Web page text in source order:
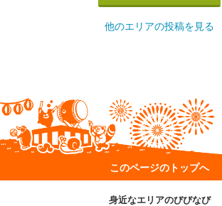
他のエリアの投稿を見る
このページのトップへ
身近なエリアのびびなび